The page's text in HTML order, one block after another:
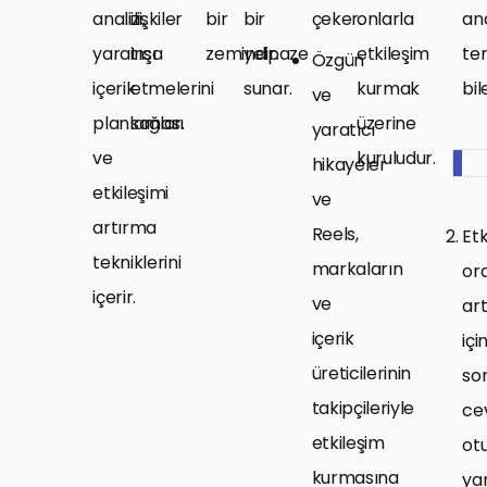
analizi,
yaratıcı
içerik
planlaması
ve
etkileşimi
artırma
tekniklerini
içerir.
ilişkiler
inşa
etmelerini
sağlar.
bir
zemindir.
bir
yelpaze
sunar.
çeker.
Özgün
ve
yaratıcı
hikayeler
ve
Reels,
markaların
ve
içerik
üreticilerinin
takipçileriyle
etkileşim
kurmasına
onlarla
etkileşim
kurmak
üzerine
kuruludur.
için